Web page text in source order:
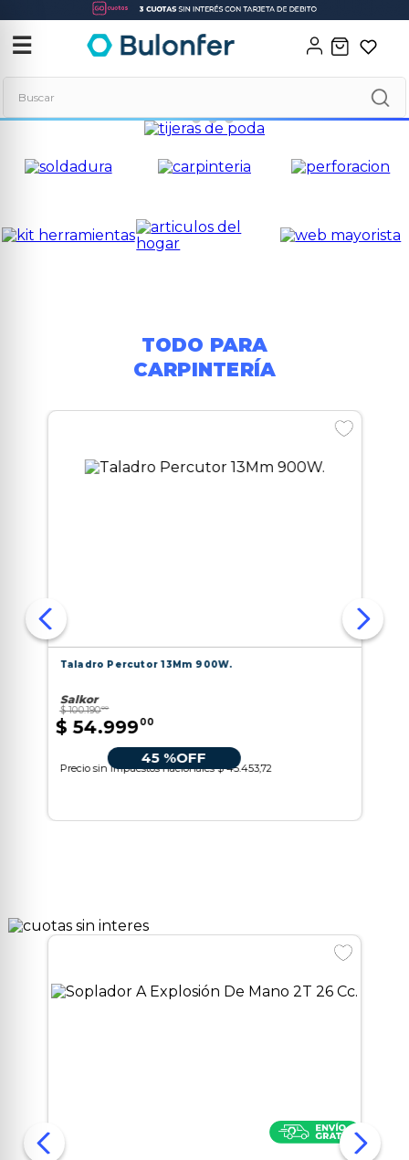
☰
Buscar
TODO PARA
CARPINTERÍA
Taladro Percutor 13Mm 900W.
Salkor
$ 100.19000
$ 54.99900
45 %OFF
Precio sin impuestos nacionales $ 45.453,72
1.
soldadora
3.
combos
multicortadora
lijadora